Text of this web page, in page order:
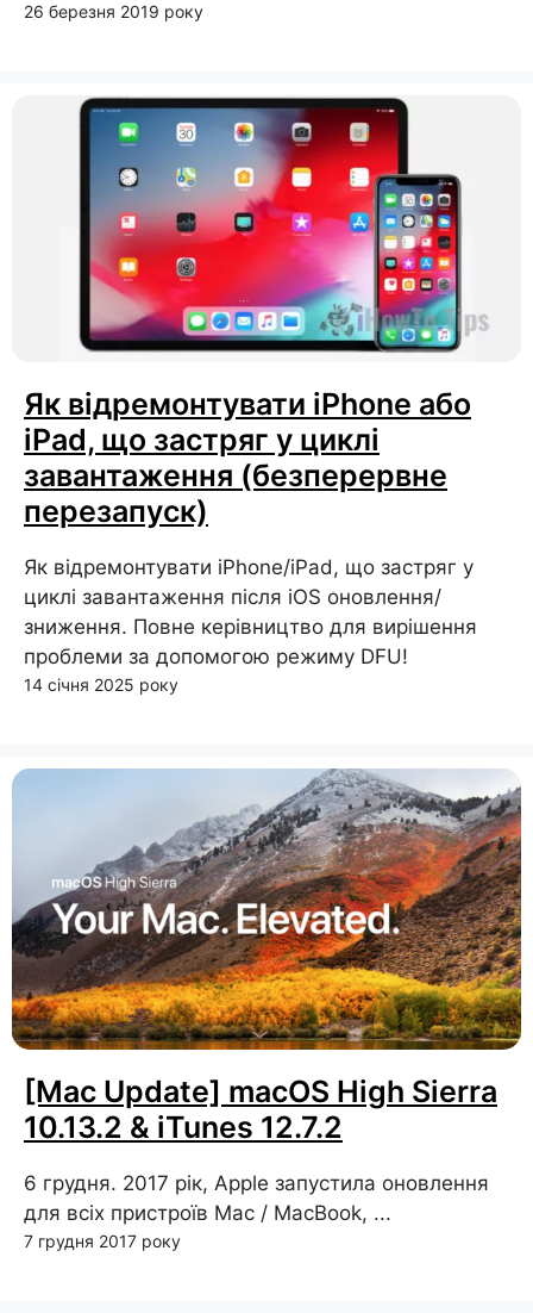
26 березня 2019 року
Як відремонтувати iPhone або
iPad, що застряг у циклі
завантаження (безперервне
перезапуск)
Як відремонтувати iPhone/iPad, що застряг у
циклі завантаження після iOS оновлення/
зниження. Повне керівництво для вирішення
проблеми за допомогою режиму DFU!
14 січня 2025 року
[Mac Update] macOS High Sierra
10.13.2 & iTunes 12.7.2
6 грудня. 2017 рік, Apple запустила оновлення
для всіх пристроїв Mac / MacBook, ...
7 грудня 2017 року